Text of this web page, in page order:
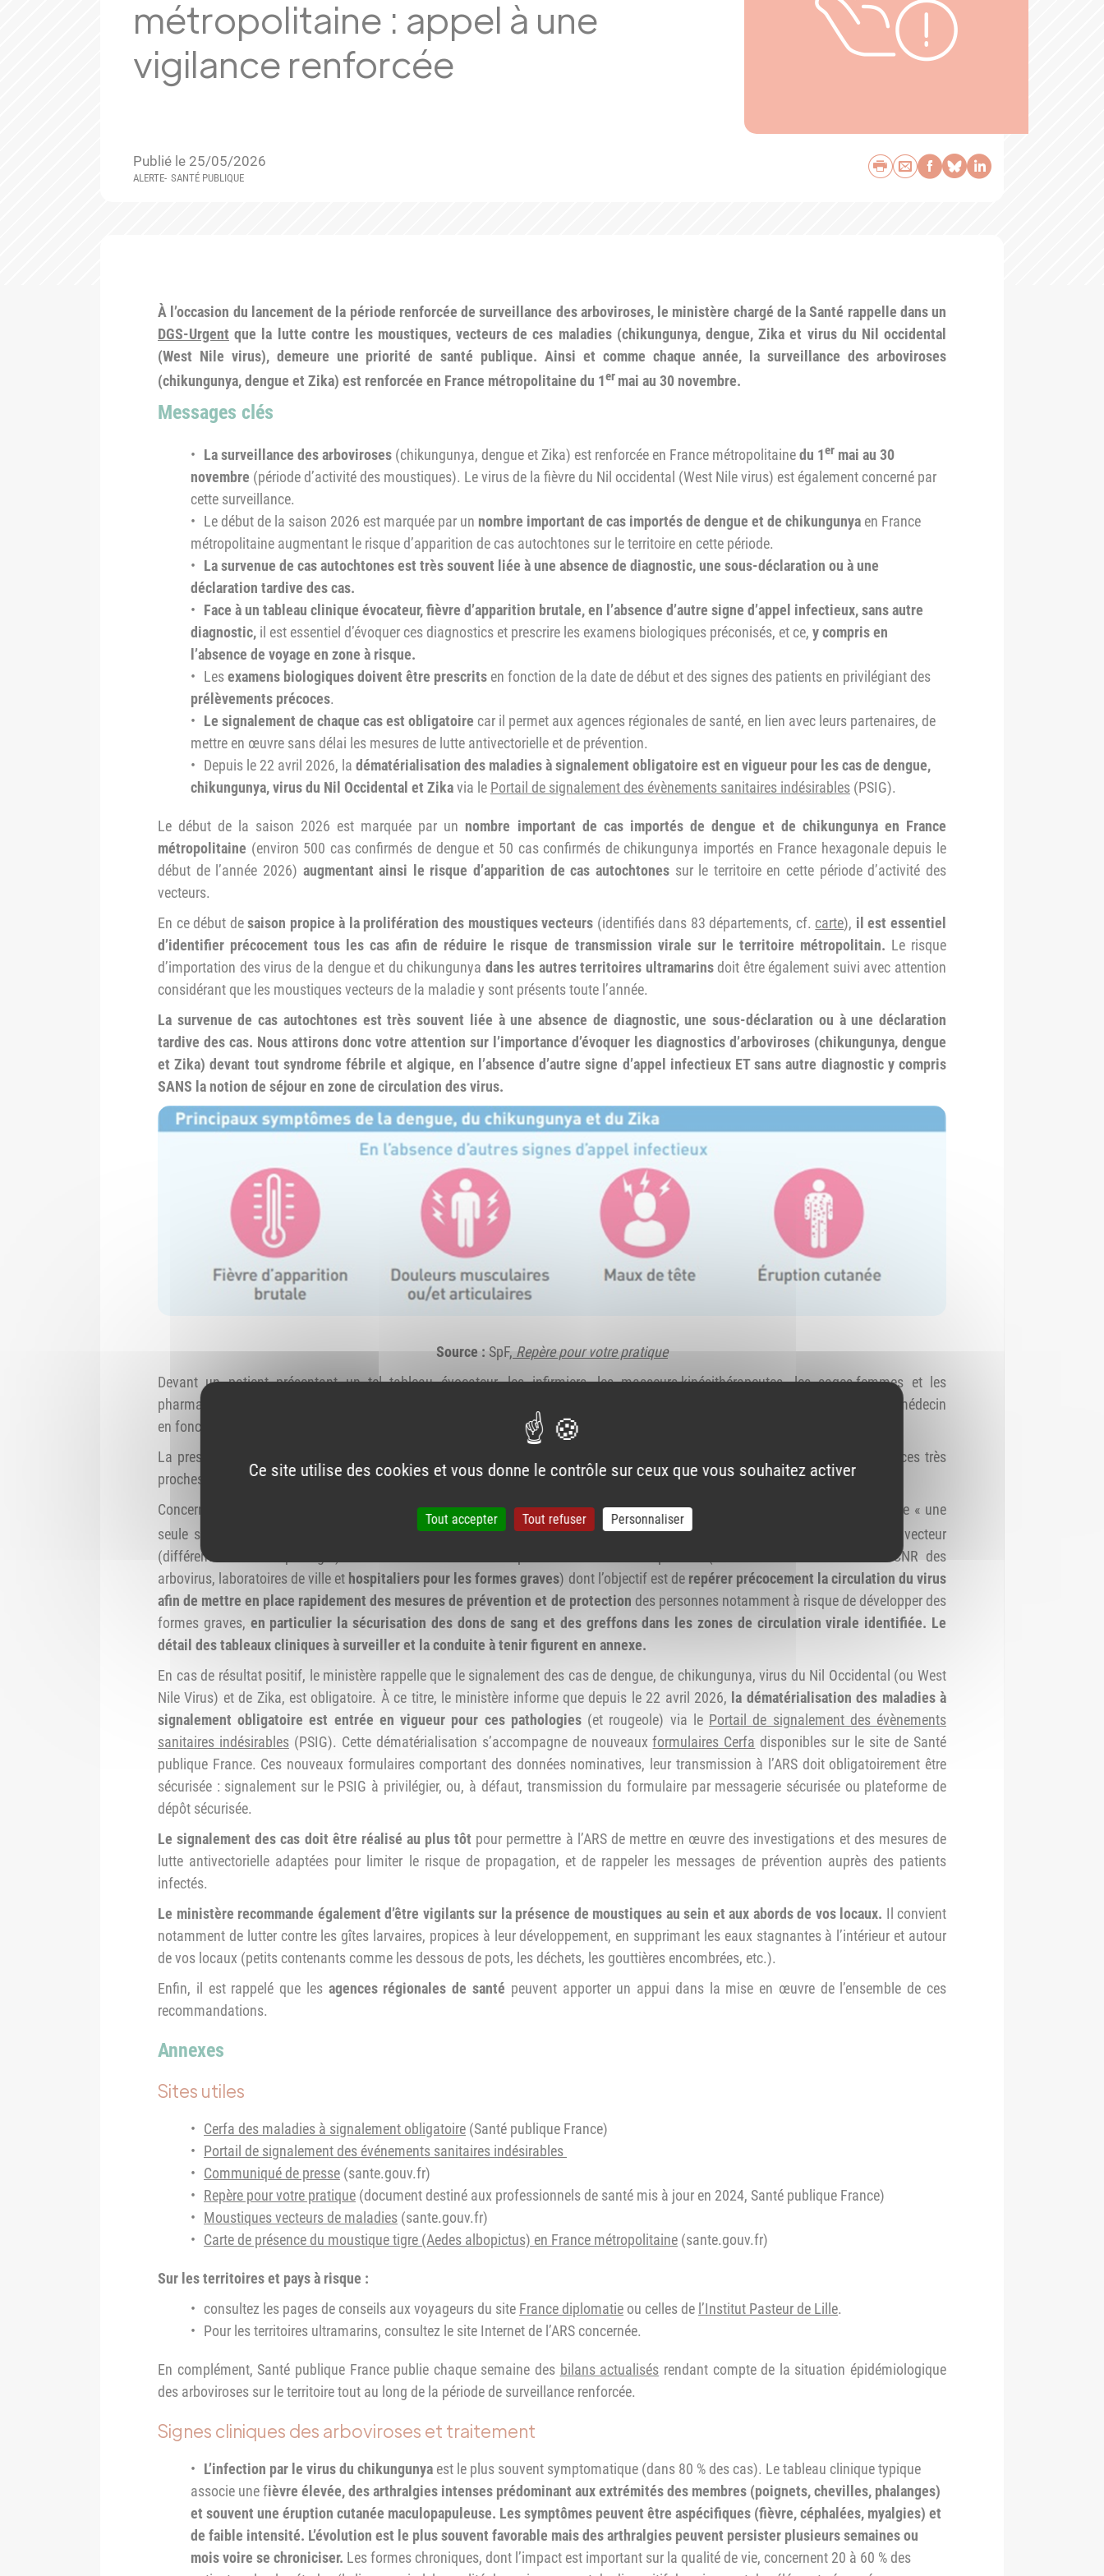
métropolitaine : appel à une
vigilance renforcée
Publié le 25/05/2026
ALERTE SANTÉ PUBLIQUE Imprimer
Envoyer par e-mail
Partager sur
Partager sur
Partager sur
À l’occasion du lancement de la période renforcée de surveillance des arboviroses, le ministère chargé de la Santé rappelle dans un
DGS-Urgent que la lutte contre les moustiques, vecteurs de ces maladies (chikungunya, dengue, Zika et virus du Nil occidental
(West Nile virus), demeure une priorité de santé publique. Ainsi et comme chaque année, la surveillance des arboviroses
(chikungunya, dengue et Zika) est renforcée en France métropolitaine du 1er mai au 30 novembre.
Messages clés
La surveillance des arboviroses (chikungunya, dengue et Zika) est renforcée en France métropolitainedu 1er mai au 30
novembre (période d’activité des moustiques). Le virus de la fièvre du Nil occidental (West Nile virus) est également concerné par
cette surveillance.
Le début de la saison 2026 est marquée par un nombre important de cas importés de dengue et de chikungunya en France
métropolitaine augmentant le risque d’apparition de cas autochtones sur le territoire en cette période.
La survenue de cas autochtones est très souvent liée à une absence de diagnostic, une sous-déclaration ou à une
déclaration tardive des cas.
Face à un tableau clinique évocateur, fièvre d’apparition brutale, en l’absence d’autre signe d’appel infectieux, sans autre
diagnostic, il est essentiel d’évoquer ces diagnostics et prescrire les examens biologiques préconisés, et ce, y compris en
l’absence de voyage en zone à risque.
Lesexamens biologiques doivent être prescrits en fonction de la date de début et des signes des patients en privilégiant des
prélèvements précoces.
Le signalement de chaque cas est obligatoire car il permet aux agences régionales de santé, en lien avec leurs partenaires, de
mettre en œuvre sans délai les mesures de lutte antivectorielle et de prévention.
Depuis le 22 avril 2026, la dématérialisation des maladies à signalement obligatoire est en vigueur pour les cas de dengue,
chikungunya, virus du Nil Occidental et Zikavia le Portail de signalement des évènements sanitaires indésirables (PSIG).
Le début de la saison 2026 est marquée par un nombre important de cas importés de dengue et de chikungunya en France
métropolitaine (environ 500 cas confirmés de dengue et 50 cas confirmés de chikungunya importés en France hexagonale depuis le
début de l’année 2026) augmentant ainsi le risque d’apparition de cas autochtonessur le territoire en cette période d’activité des
vecteurs.
En ce début desaison propice à la prolifération des moustiques vecteurs (identifiés dans 83 départements, cf. carte), il est essentiel
d’identifier précocement tous les cas afin de réduire le risque de transmission virale sur le territoire métropolitain. Le risque
d’importation des virus de la dengue et du chikungunya dans les autres territoires ultramarinsdoit être également suivi avec attention
considérant que les moustiques vecteurs de la maladie y sont présents toute l’année.
La survenue de cas autochtones est très souvent liée à une absence de diagnostic, une sous-déclaration ou à une déclaration
tardive des cas. Nous attirons donc votre attention sur l’importance d’évoquer les diagnostics d’arboviroses (chikungunya, dengue
et Zika) devant tout syndrome fébrile et algique, en l’absence d’autre signe d’appel infectieux ET sans autre diagnostic y compris
SANS la notion de séjour en zone de circulation des virus.
Source : SpF, Repère pour votre pratique
Devant un patient présentant un tel tableau évocateur, les infirmiers, les masseurs-kinésithérapeutes, les sages-femmes et les
pharmaciens doivent
doivent être prescrits par le médecin
en fonction de la date de début des signes du patient et les
prélèvements précoces
La prescription doit cibler à la fois le virus de la dengue, du chikungunya et du Zika en raison de symptomatologies évocatrices très
proches.
Concernant le
virus du Nil occidental (ou virus du West Nile), la surveillance multidisciplinaire s’inscrivant dans une approche « une
seule santé » (One Health), est renforcée également du 1 ermai au 30 novembre pendant période d’activité du moustique vecteur
(différent du moustique tigre). La surveillance humaine repose sur différents dispositifs (Centre national de référence CNR des
arbovirus, laboratoires de ville et hospitaliers pour les formes graves) dont l’objectif est de repérer précocement la circulation du virus
afin de mettre en place rapidement des mesures de prévention et de protection des personnes notamment à risque de développer des
formes graves, en particulier la sécurisation des dons de sang et des greffons dans les zones de circulation virale identifiée. Le
détail des tableaux cliniques à surveiller et la conduite à tenir figurent en annexe.
En cas de résultat positif, le ministère rappelle que le signalement des cas de dengue, de chikungunya, virus du Nil Occidental (ou West
Nile Virus) et de Zika, est obligatoire. À ce titre, le ministère informe que depuis le 22 avril 2026, la dématérialisation des maladies à
signalement obligatoire est entrée en vigueur pour ces pathologies(et rougeole) via le Portail de signalement des évènements
sanitaires indésirables(PSIG). Cette dématérialisation s’accompagne de nouveauxformulaires Cerfa disponibles sur le site de Santé
publique France. Ces nouveaux formulaires comportant des données nominatives, leur transmission à l’ARS doit obligatoirement être
sécurisée : signalement sur le PSIG à privilégier, ou, à défaut, transmission du formulaire par messagerie sécurisée ou plateforme de
dépôt sécurisée.
Le signalement des cas doit être réalisé au plus tôt pour permettre à l’ARS de mettre en œuvre des investigations et des mesures de
lutte antivectorielle adaptées pour limiter le risque de propagation, et de rappeler les messages de prévention auprès des patients
infectés.
Le ministère recommande également d’être vigilants sur la présence de moustiques au sein et aux abords de vos locaux. Il convient
notamment de lutter contre les gîtes larvaires, propices à leur développement, en supprimant les eaux stagnantes à l’intérieur et autour
de vos locaux (petits contenants comme les dessous de pots, les déchets, les gouttières encombrées, etc.).
Enfin, il est rappelé que les agences régionales de santé peuvent apporter un appui dans la mise en œuvre de l’ensemble de ces
recommandations.
Annexes
Sites utiles
Cerfa des maladies à signalement obligatoire (Santé publique France)
Portail de signalement des événements sanitaires indésirables
Communiqué de presse (sante.gouv.fr)
Repère pour votre pratique (document destiné aux professionnels de santé mis à jour en 2024, Santé publique France)
Moustiques vecteurs de maladies (sante.gouv.fr)
Carte de présence du moustique tigre (Aedes albopictus) en France métropolitaine (sante.gouv.fr)
Sur les territoires et pays à risque :
consultez les pages de conseils aux voyageurs du site France diplomatie ou celles de l’Institut Pasteur de Lille.
Pour les territoires ultramarins, consultez le site Internet de l’ARS concernée.
En complément, Santé publique France publie chaque semaine des bilans actualisés rendant compte de la situation épidémiologique
des arboviroses sur le territoire tout au long de la période de surveillance renforcée.
Signes cliniques des arboviroses et traitement
L’infection par le virus du chikungunya est le plus souvent symptomatique (dans 80 % des cas). Le tableau clinique typique
associe une fièvre élevée, des arthralgies intenses prédominant aux extrémités des membres (poignets, chevilles, phalanges)
et souvent une éruption cutanée maculopapuleuse. Les symptômes peuvent être aspécifiques (fièvre, céphalées, myalgies) et
de faible intensité. L’évolution est le plus souvent favorable mais des arthralgies peuvent persister plusieurs semaines ou
mois voire se chroniciser. Les formes chroniques, dont l’impact est important sur la qualité de vie, concernent 20 à 60 % des
Ce site utilise des cookies et vous donne le contrôle sur ceux que vous souhaitez activer
Tout accepter Tout refuser Personnaliser